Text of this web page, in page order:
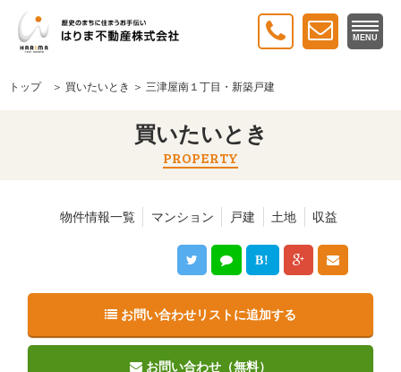
MENU
トップ＞ 買いたいとき ＞ 三津屋南１丁目・新築戸建
買いたいとき
PROPERTY
物件情報一覧 マンション 戸建 土地 収益
B!
お問い合わせリストに追加する
お問い合わせ（無料）